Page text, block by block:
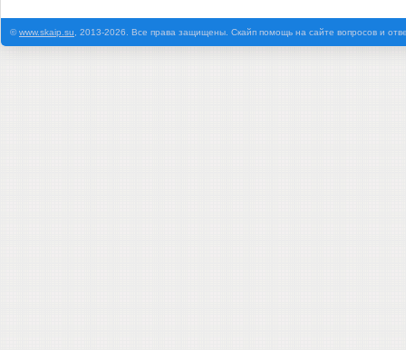
©www.skaip.su , 2013-2026. Все права защищены. Скайп помощь на сайте вопросов и